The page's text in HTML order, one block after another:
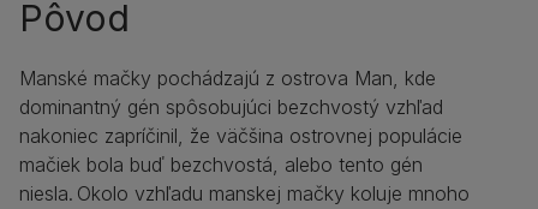
Pôvod
Manské mačky pochádzajú z ostrova Man, kde
dominantný gén spôsobujúci bezchvostý vzhľad
nakoniec zapríčinil, že väčšina ostrovnej populácie
mačiek bola buď bezchvostá, alebo tento gén
niesla. Okolo vzhľadu manskej mačky koluje mnoho